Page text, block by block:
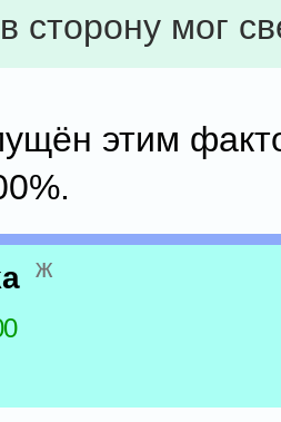
сторону мог
этим
ж